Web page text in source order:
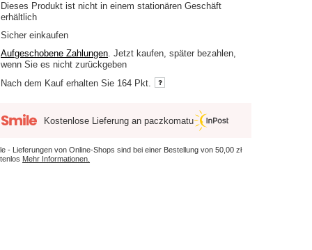
Dieses Produkt ist nicht in einem stationären Geschäft
erhältlich
Sicher einkaufen
Aufgeschobene Zahlungen. Jetzt kaufen, später bezahlen,
wenn Sie es nicht zurückgeben
Nach dem Kauf erhalten Sie 164 Pkt.
Kostenlose Lieferung an paczkomatu
- Lieferungen von Online-Shops sind bei einer Bestellung von50,00 zł
Mehr Informationen.